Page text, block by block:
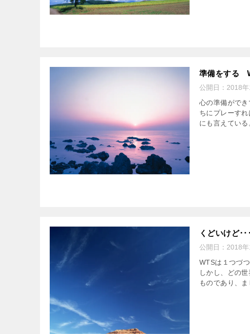
準備をする
公開日： 2018
心の準備がで
ちにプレーす
にも言えてい
くどいけど
公開日： 2018
WTSは１つづ
しかし、どの
ものであり、